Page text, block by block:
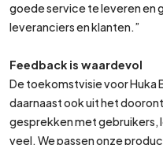
goede service te leveren en
leveranciers en klanten.”
Feedback is waardevol
De toekomstvisie voor Huka
daarnaast ook uit het
gesprekken met gebruikers,
veel. We passen onze